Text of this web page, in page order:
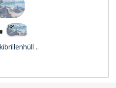
..